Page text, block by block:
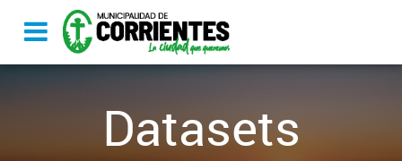
Datasets